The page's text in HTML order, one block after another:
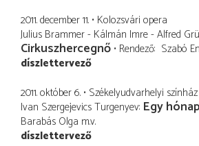
2011. december 11. Kolozsvári opera
Julius Brammer - Kálmán Imre - Alfred
Cirkuszhercegnő Rendező Szabó
díszlettervező
2011. október 6. Székelyudvarhelyi színház
Ivan Szergejevics Turgenyev Egy
Barabás Olga m.v.
díszlettervező